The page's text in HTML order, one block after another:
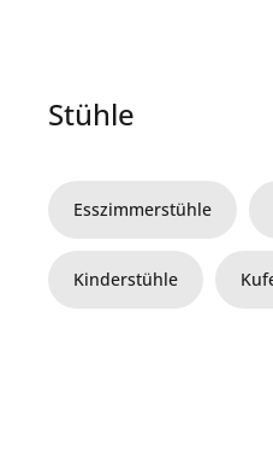
Stühle
Esszimmerstühle
Kinderstühle